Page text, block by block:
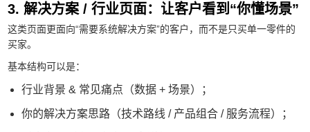
3. 解决方案 / 行业页面：让客户看到“你懂场景”
这类页面更面向“需要系统解决方案”的客户，而不是只买单一零件的
买家。
基本结构可以是：
行业背景 & 常见痛点（数据 + 场景）；
你的解决方案思路（技术路线 / 产品组合 / 服务流程）；